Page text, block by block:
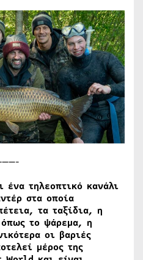
ένα τηλεοπτικό κανάλι
στα οποία
τα ταξίδια, η
όπως το ψάρεμα, η
οι βαριές
μέρος της